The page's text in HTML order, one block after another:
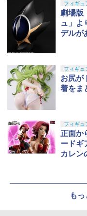
フィギュ
劇場版
ュ」よ
デルが
フィギュ
お尻が
着をま
フィギュ
正面か
ードギ
カレン
も